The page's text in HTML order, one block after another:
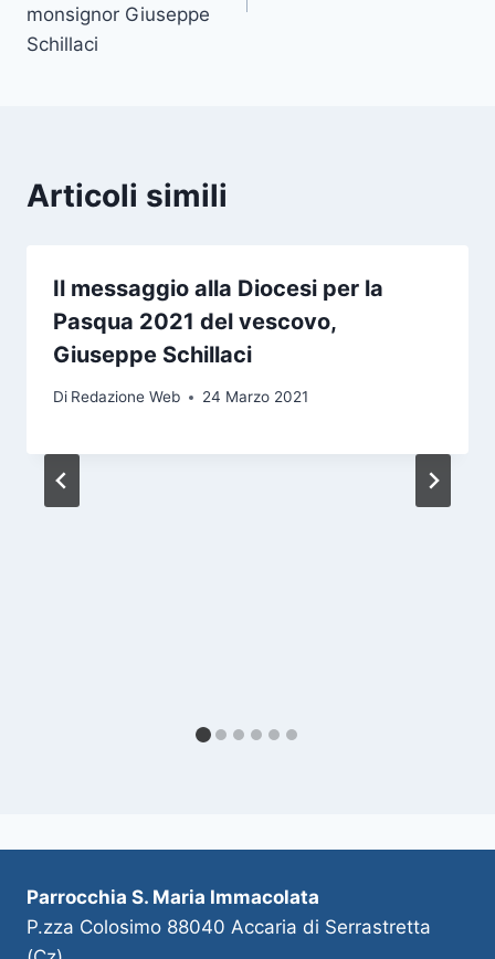
monsignor Giuseppe
Schillaci
Articoli simili
Il messaggio alla Diocesi per la
Pasqua 2021 del vescovo,
Giuseppe Schillaci
Di Redazione Web 24 Marzo 2021
Parrocchia S. Maria Immacolata
P.zza Colosimo 88040 Accaria di Serrastretta